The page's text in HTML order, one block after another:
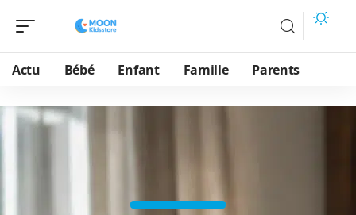
Actu Bébé Enfant Famille Parents